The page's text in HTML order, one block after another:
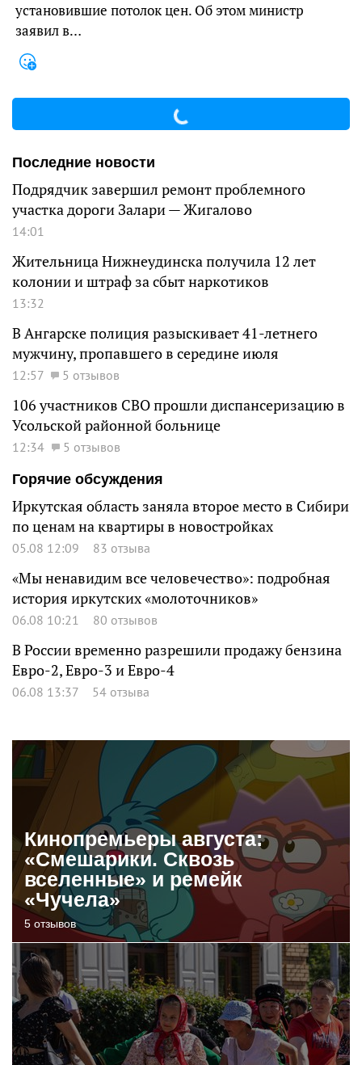
установившие потолок цен. Об этом министр
заявил в…
Последние новости
Подрядчик завершил ремонт проблемного
участка дороги Залари — Жигалово
14:01
Жительница Нижнеудинска получила 12 лет
колонии и штраф за сбыт наркотиков
13:32
В Ангарске полиция разыскивает 41-летнего
мужчину, пропавшего в середине июля
12:57 5 отзывов
106 участников СВО прошли диспансеризацию в
Усольской районной больнице
12:34
5 отзывов
Горячие обсуждения
Иркутская область заняла второе место в Сибири
по ценам на квартиры в новостройках
05.08 12:09 83 отзыва
«Мы ненавидим все человечество»: подробная
история иркутских «молоточников»
06.08 10:21 80 отзывов
В России временно разрешили продажу бензина
Евро-2, Евро-3 и Евро-4
06.08 13:37 54 отзыва
Кинопремьеры августа:
«Смешарики. Сквозь
вселенные» и ремейк
«Чучела»
5 отзывов